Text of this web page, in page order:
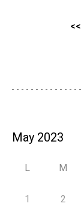
<<
L M
1 2